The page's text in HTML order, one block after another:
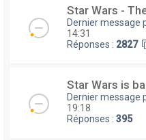
Star Wars -
Dernier message
14:31
Réponses : 2827
Star Wars is
Dernier message
19:18
Réponses : 395